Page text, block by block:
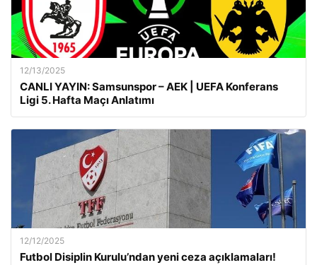
12/13/2025
CANLI YAYIN: Samsunspor – AEK | UEFA Konferans
Ligi 5. Hafta Maçı Anlatımı
12/12/2025
Futbol Disiplin Kurulu’ndan yeni ceza açıklamaları!